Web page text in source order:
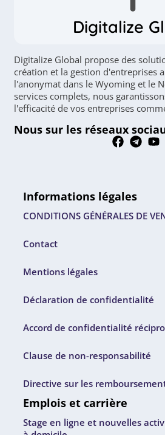
Digitalize
Digitalize Global propose des
création et la gestion d'entreprises
l'anonymat dans le Wyoming et le
services complets, nous
l'efficacité de vos entreprises
Nous sur les réseaux
Informations légales
CONDITIONS GÉNÉRALES DE
Contact
Mentions légales
Déclaration de confidentialité
Accord de confidentialité
Clause de non-responsabilité
Directive sur les
Emplois et carrière
Stage en ligne et nouvelles